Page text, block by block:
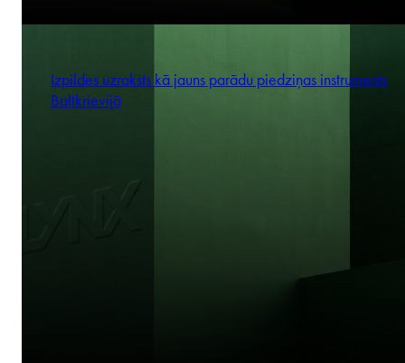
Izpildes uzraksts kā jauns parādu piedziņas instruments
Baltkrievijā